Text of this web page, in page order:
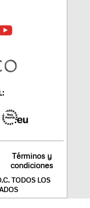
Términos y
condiciones
TODOS LOS